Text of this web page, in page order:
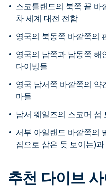
스코틀랜드의 북쪽 끝 바
차 세계 대전 전함
영국의 북동쪽 바깥쪽의
영국의 남쪽과 남동쪽 해
다이빙들
영국 남서쪽 바깥쪽의 약
마들
남서 웨일즈의 스코머 섬
서부 아일랜드 바깥쪽의
집으로 삼은 듯 보이는)
추천 다이브